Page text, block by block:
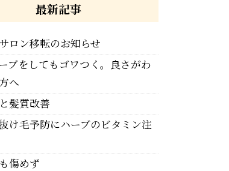
最新記事
ロン移転のお知らせ
ブをしてもゴワつく。良さがわ
へ
髪質改善
け毛予防にハーブのビタミン注
傷めず